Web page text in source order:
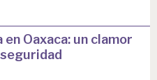
Oaxaca: un clamor